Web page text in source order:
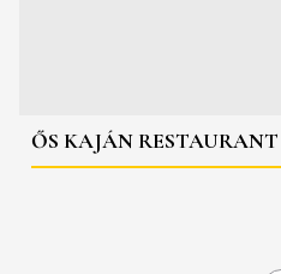
ŐS KAJÁN RESTAURANT